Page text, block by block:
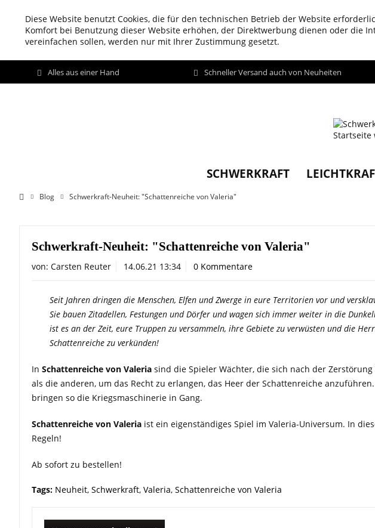
Diese Website benutzt Cookies, die für den technischen Betrieb der Website
Komfort bei Benutzung dieser Website erhöhen, der Direktwerbung dienen oder die
vereinfachen sollen, werden nur mit Ihrer Zustimmung gesetzt.
Alles aus einer Hand Schneller Versand auch von Neuheiten
SCHWERKRAFT
Blog Schwerkraft-Neuheit: "Schattenreiche von Valeria"
Schwerkraft-Neuheit: "Schattenreiche von Valeria"
von: Carsten Reuter 14.06.21 13:34 0 Kommentare
Seit Jahren dringen die Menschen, Elfen und Zwerge in eure Territorien vor und
Sie bauen Zitadellen, Festungen und Dörfer und wagen sich immer weiter in die
ist es an der Zeit, eure Truppen zu versammeln, ihre Gebiete zu verwüsten und die
Schattenreiche zu verkünden!
In Schattenreiche von Valeria sind die Spieler Wächter, die sich nach der
als die anderen, um das Recht zu erlangen, das Heer der Schattenreiche
bringen so die Kriegsmaschinerie in Gang.
Schattenreiche von Valeria ist ein eigenständiges Spiel im Valeria-Universum. In
Regeln!
Ab sofort zu bestellen!
Tags: Neuheit, Schwerkraft, Valeria, Schattenreiche von Valeria